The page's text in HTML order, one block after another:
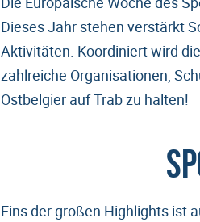
Dieses Jahr stehen verstärkt
Aktivitäten. Koordiniert wird
zahlreiche Organisationen,
Ostbelgier auf Trab zu halten!
Eins der großen Highlights ist